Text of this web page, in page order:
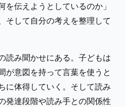
伝えようとしているのか」
そして自分の考えを整理して
読み聞かせにある。子どもは
が意図を持って言葉を使うと
に体得していく。そして読み
発達段階や読み手との関係性